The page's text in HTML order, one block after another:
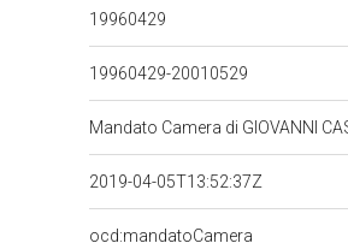
19960429
19960429-20010529
Mandato Camera di GIOVANNI
2019-04-05T13:52:37Z
ocd:mandatoCamera